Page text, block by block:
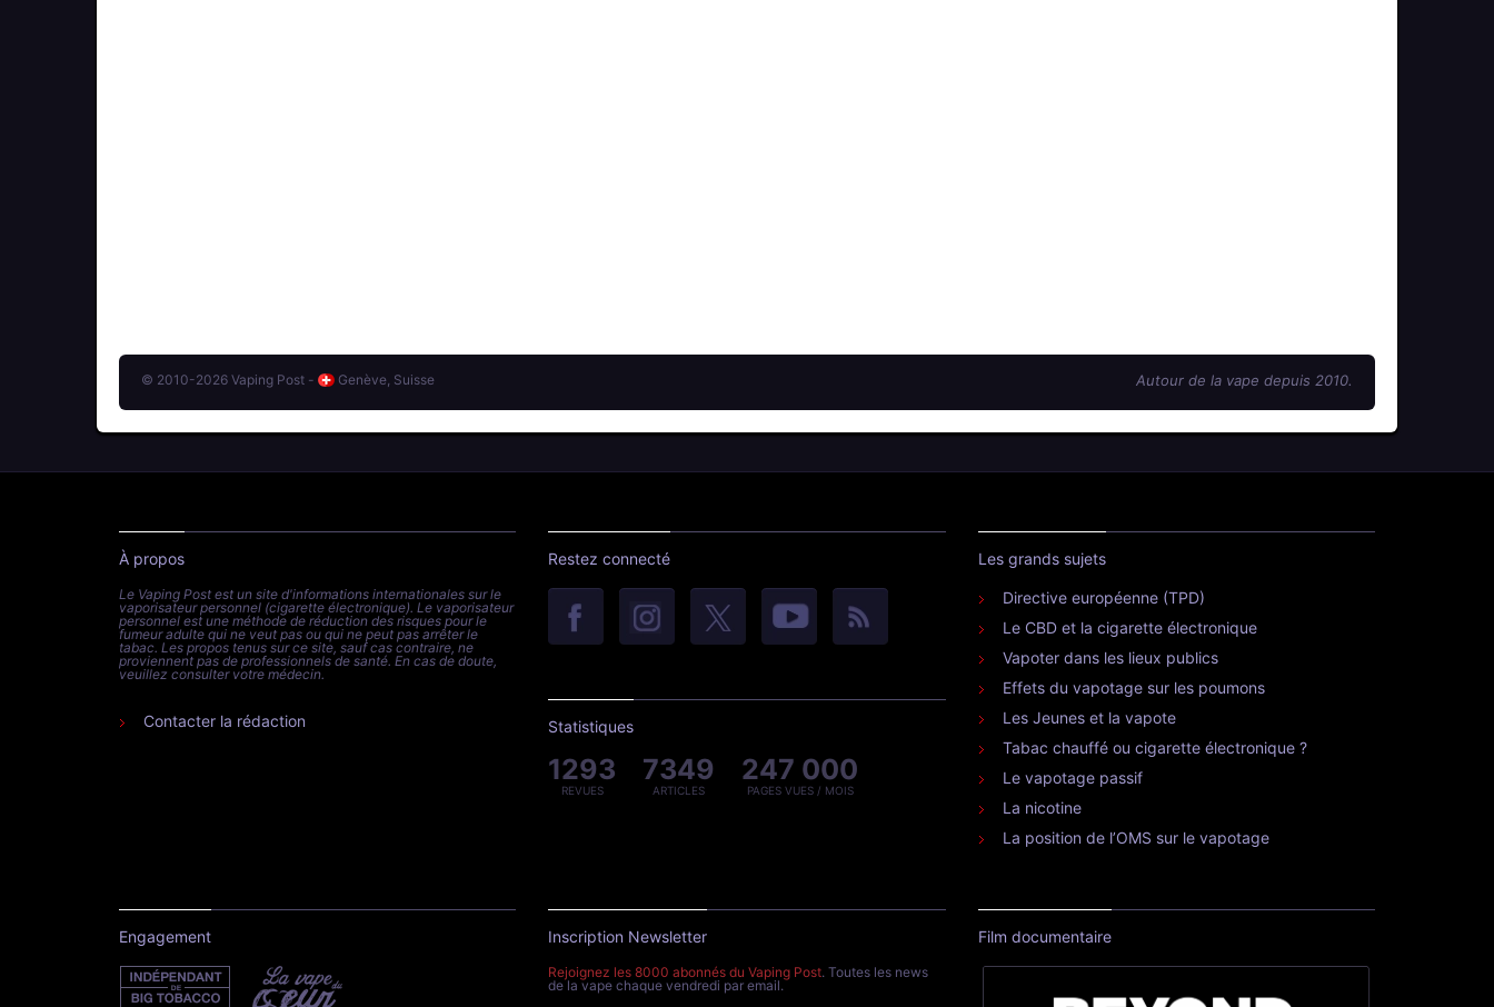
© 2010-2026 Vaping Post - Genève, Suisse Autour de la vape depuis 2010.
À propos
Le Vaping Post est un site d'informations internationales sur le
vaporisateur personnel (cigarette électronique). Le vaporisateur
personnel est une méthode de réduction des risques pour le
fumeur adulte qui ne veut pas ou qui ne peut pas arrêter le
tabac. Les propos tenus sur ce site, sauf cas contraire, ne
proviennent pas de professionnels de santé. En cas de doute,
veuillez consulter votre médecin.
Contacter la rédaction
Restez connecté
Statistiques
1293
REVUES
7349
ARTICLES
247 000
PAGES VUES / MOIS
Les grands sujets
Directive européenne (TPD)
Le CBD et la cigarette électronique
Vapoter dans les lieux publics
Effets du vapotage sur les poumons
Les Jeunes et la vapote
Tabac chauffé ou cigarette électronique ?
Le vapotage passif
La nicotine
La position de l’OMS sur le vapotage
Engagement Inscription Newsletter
Rejoignez les 8000 abonnés du Vaping Post. Toutes les news
de la vape chaque vendredi par email.
Film documentaire